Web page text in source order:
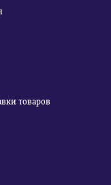
товаров